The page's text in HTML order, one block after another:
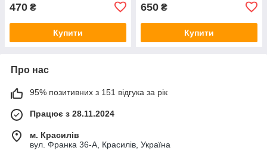
470 ₴
Купити
650 ₴
Купити
Про нас
95% позитивних з 151 відгука за рік
Працює з 28.11.2024
м. Красилів
вул. Франка 36-А, Красилів, Україна